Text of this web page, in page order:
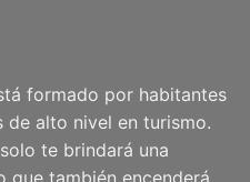
formado por habitantes
alto nivel en turismo.
te brindará una
que también encenderá